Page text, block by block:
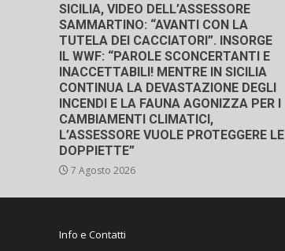
SICILIA, VIDEO DELL’ASSESSORE
SAMMARTINO: “AVANTI CON LA
TUTELA DEI CACCIATORI”. INSORGE
IL WWF: “PAROLE SCONCERTANTI E
INACCETTABILI! MENTRE IN SICILIA
CONTINUA LA DEVASTAZIONE DEGLI
INCENDI E LA FAUNA AGONIZZA PER I
CAMBIAMENTI CLIMATICI,
L’ASSESSORE VUOLE PROTEGGERE LE
DOPPIETTE”
7 Agosto 2026
Info e Contatti